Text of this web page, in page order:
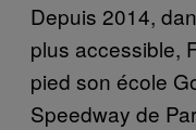
Depuis 2014,
plus accessible,
pied son école
Speedway de